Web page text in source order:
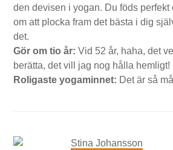
den devisen i yogan. Du föds
om att plocka fram det bästa i dig
det.
Gör om tio år: Vid 52 år, haha, det
berätta, det vill jag nog hålla hemligt!
Roligaste yogaminnet: Det är så
Stina Johansson